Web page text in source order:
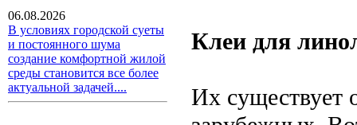
06.08.2026
В условиях городской суеты
и постоянного шума
создание комфортной жилой
среды становится все более
актуальной задачей....
Клеи для
Их существует